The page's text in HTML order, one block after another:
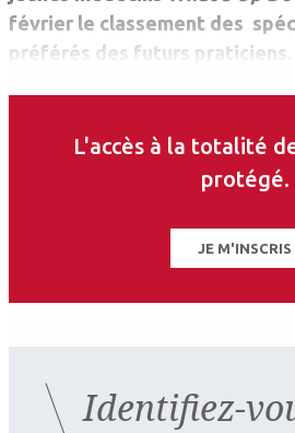
février le classement des
préférés des futurs praticiens.
plébiscité par les 8 304
ont passé les épreuves
L'accès à la totalité
protégé.
JE M'INSCRIS
Identifiez-